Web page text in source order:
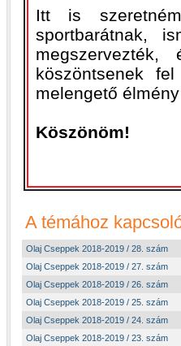
Itt is
sportbarátnak,
köszöntsenek
melengető
Köszönöm!
A témához
Olaj Cseppek 2018-2019 / 28. szám
Olaj Cseppek 2018-2019 / 27. szám
Olaj Cseppek 2018-2019 / 26. szám
Olaj Cseppek 2018-2019 / 25. szám
Olaj Cseppek 2018-2019 / 24. szám
Olaj Cseppek 2018-2019 / 23. szám